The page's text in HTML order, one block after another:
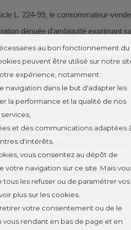
L. 224-99, le consommateur-
dénuée d'ambiguïté exprimant
exprimant sa volonté de se
la signature du contrat.
il est prorogé jusqu'au
l'opération d'achat. A
met fin aux obligations des
achetés. A défaut de restituer le
ou les objets achetés.
pas d'un droit de rétractation
au bon fonctionnement du
peuvent être utilisé sur notre
expérience, notamment :
navigation dans le but d'adapter les
la performance et la qualité de nos
services,
et des communications adaptées
d'intérêts.
vous consentez au dépôt de
votre navigation sur ce site. Mais
les refuser ou de paramétrer vos
plus sur les cookies.
votre consentement ou de le
rendant en bas de page et en